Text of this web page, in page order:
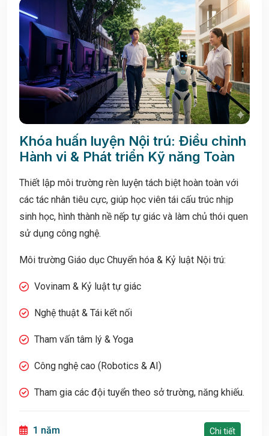
Khóa huấn luyện Nội trú: Điều chỉnh
Hành vi & Phát triển Kỹ năng Toàn
Thiết lập môi trường rèn luyện tách biệt hoàn toàn với
các tác nhân tiêu cực, giúp học viên tái cấu trúc nhịp
sinh học, hình thành nề nếp tự giác và làm chủ thói quen
sử dụng công nghệ.
Môi trường Giáo dục Chuyển hóa & Kỷ luật Nội trú:
Vovinam & Kỷ luật tự giác
Nghệ thuật & Tái kết nối
Tham vấn tâm lý & Yoga
Công nghệ cao (Robotics & AI)
Tham gia các đội tuyển theo sở trường, năng khiếu.
1 năm Chi tiết